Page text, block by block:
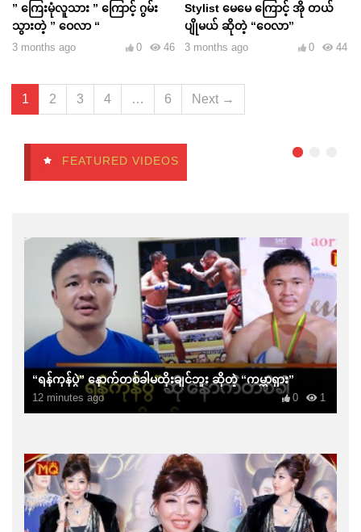
” ကြေးမုံလူသား ” ကြောင့် ဂွမ်း
သွားတဲ့ ” ဝေလာ “
3 months ago 46
0
Stylist မေမေ ကြောင့် အို တယ်
ပျိုမယ် ဆိုတဲ့ “ဝေလာ”
3 months ago 44
0
1 2 3 4 … 6 Next →
FEATURED VIDEOS
“ရန်ကုန်ပွဲ” နောက်တစ်ခါမထိုးချင်ဘူး ဆိုတဲ့ “ကမ္ဘာရှား”
12 minutes ago 1
0